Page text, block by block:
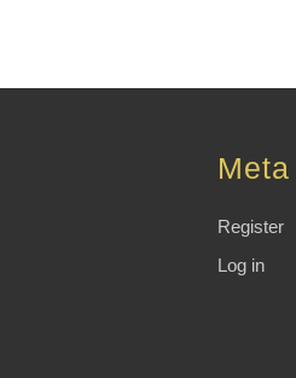
Meta
Register
Log in